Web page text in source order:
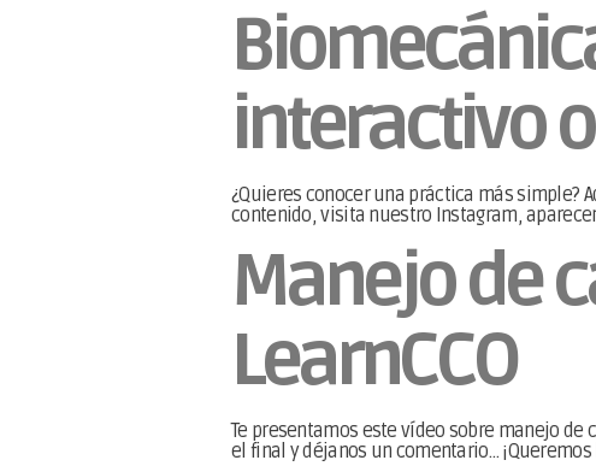
interactivo
¿Quieres conocer una práctica más simple?
contenido, visita nuestro Instagram,
Manejo de
LearnCCO
Te presentamos este vídeo sobre manejo
el final y déjanos un comentario…